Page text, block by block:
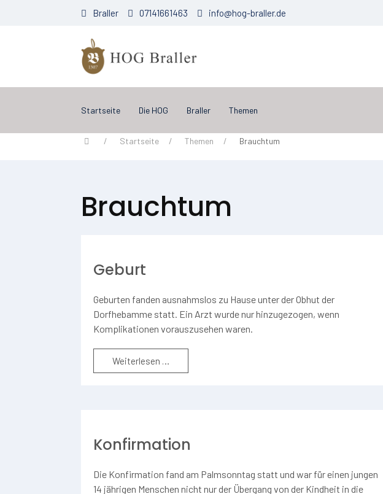
Braller 07141661463 info@hog-braller.de
Startseite Die HOG Braller Themen
Startseite Themen Brauchtum
Brauchtum
Geburt
Geburten fanden ausnahmslos zu Hause unter der Obhut der
Dorfhebamme statt. Ein Arzt wurde nur hinzugezogen, wenn
Komplikationen vorauszusehen waren.
Weiterlesen …
Konfirmation
Die Konfirmation fand am Palmsonntag statt und war für einen jungen
14 jährigen Menschen nicht nur der Übergang von der Kindheit in die